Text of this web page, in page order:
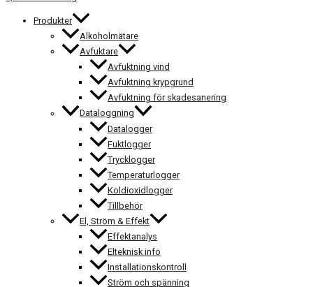
Produkter
Alkoholmätare
Avfuktare
Avfuktning vind
Avfuktning krypgrund
Avfuktning för skadesanering
Dataloggning
Datalogger
Fuktlogger
Trycklogger
Temperaturlogger
Koldioxidlogger
Tillbehör
El, Ström & Effekt
Effektanalys
Elteknisk info
Installationskontroll
Ström och spänning